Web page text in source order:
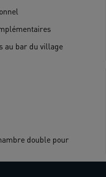
au bar du village
double pour